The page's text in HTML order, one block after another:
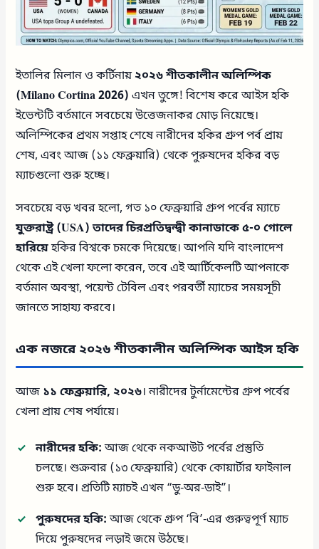
ইতালির মিলান ও কর্টিনায়২০২৬ শীতকালীন অলিম্পিক
(Milano Cortina 2026) এখন তুঙ্গে! বিশেষ করে আইস হকি
ইভেন্টটি বর্তমানে সবচেয়ে উত্তেজনাকর মোড় নিয়েছে।
অলিম্পিকের প্রথম সপ্তাহ শেষে নারীদের হকির গ্রুপ পর্ব প্রায়
শেষ, এবং আজ (১১ ফেব্রুয়ারি) থেকে পুরুষদের হকির বড়
ম্যাচগুলো শুরু হচ্ছে।
সবচেয়ে বড় খবর হলো, গত ১০ ফেব্রুয়ারি গ্রুপ পর্বের ম্যাচে
যুক্তরাষ্ট্র (USA) তাদের চিরপ্রতিদ্বন্দ্বী কানাডাকে ৫-০ গোলে
হারিয়েহকির বিশ্বকে চমকে দিয়েছে। আপনি যদি বাংলাদেশ
থেকে এই খেলা ফলো করেন, তবে এই আর্টিকেলটি আপনাকে
বর্তমান অবস্থা, পয়েন্ট টেবিল এবং পরবর্তী ম্যাচের সময়সূচী
জানতে সাহায্য করবে।
এক নজরে ২০২৬ শীতকালীন অলিম্পিক আইস হকি
আজ ১১ ফেব্রুয়ারি, ২০২৬। নারীদের টুর্নামেন্টের গ্রুপ পর্বের
খেলা প্রায় শেষ পর্যায়ে।
নারীদের হকি:আজ থেকে নকআউট পর্বের প্রস্তুতি
চলছে। শুক্রবার (১৩ ফেব্রুয়ারি) থেকে কোয়ার্টার ফাইনাল
শুরু হবে। প্রতিটি ম্যাচই এখন “ডু-অর-ডাই”।
পুরুষদের হকি:আজ থেকে গ্রুপ ‘বি’-এর গুরুত্বপূর্ণ ম্যাচ
দিয়ে পুরুষদের লড়াই জমে উঠছে।